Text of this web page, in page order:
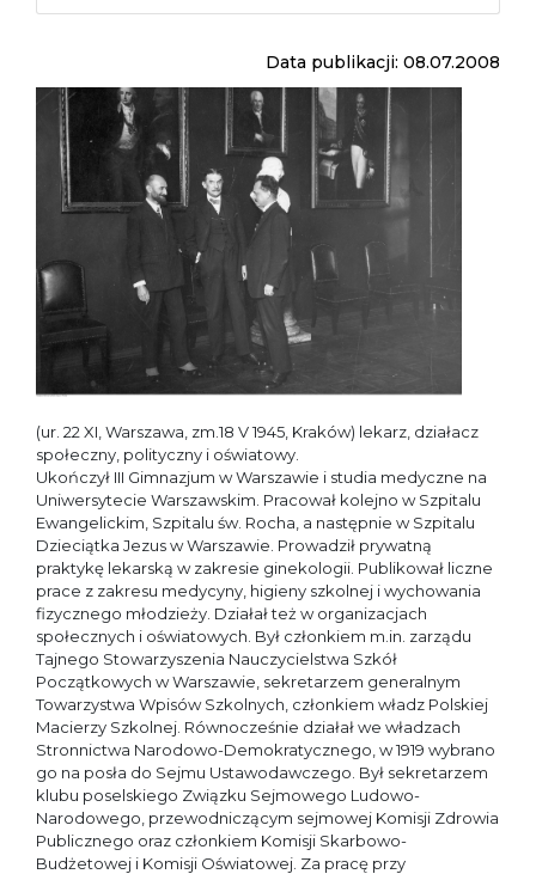
Data publikacji: 08.07.2008
(ur. 22 XI, Warszawa, zm.18 V 1945, Kraków) lekarz, działacz
społeczny, polityczny i oświatowy.
Ukończył III Gimnazjum w Warszawie i studia medyczne na
Uniwersytecie Warszawskim. Pracował kolejno w Szpitalu
Ewangelickim, Szpitalu św. Rocha, a następnie w Szpitalu
Dzieciątka Jezus w Warszawie. Prowadził prywatną
praktykę lekarską w zakresie ginekologii. Publikował liczne
prace z zakresu medycyny, higieny szkolnej i wychowania
fizycznego młodzieży. Działał też w organizacjach
społecznych i oświatowych. Był członkiem m.in. zarządu
Tajnego Stowarzyszenia Nauczycielstwa Szkół
Początkowych w Warszawie, sekretarzem generalnym
Towarzystwa Wpisów Szkolnych, członkiem władz Polskiej
Macierzy Szkolnej. Równocześnie działał we władzach
Stronnictwa Narodowo-Demokratycznego, w 1919 wybrano
go na posła do Sejmu Ustawodawczego. Był sekretarzem
klubu poselskiego Związku Sejmowego Ludowo-
Narodowego, przewodniczącym sejmowej Komisji Zdrowia
Publicznego oraz członkiem Komisji Skarbowo-
Budżetowej i Komisji Oświatowej. Za pracę przy